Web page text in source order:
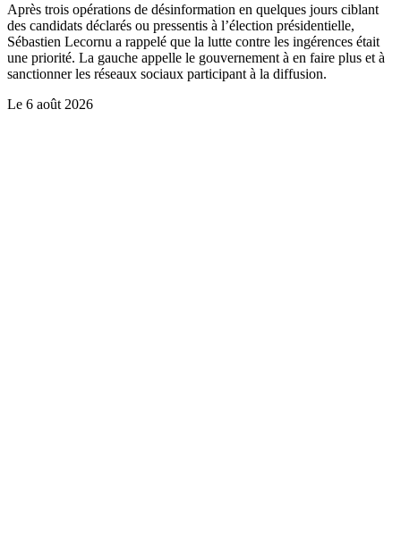
Après trois opérations de désinformation en quelques jours ciblant
des candidats déclarés ou pressentis à l’élection présidentielle,
Sébastien Lecornu a rappelé que la lutte contre les ingérences était
une priorité. La gauche appelle le gouvernement à en faire plus et à
sanctionner les réseaux sociaux participant à la diffusion.
Le 6 août 2026